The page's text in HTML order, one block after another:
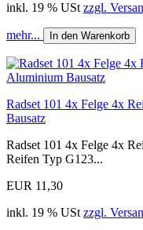
inkl. 19 % USt zzgl.
mehr... In den Warenkorb
Radset 101 4x Felge 4x
Bausatz
Radset 101 4x Felge 4x
Reifen Typ G123...
EUR 11,30
inkl. 19 % USt zzgl.